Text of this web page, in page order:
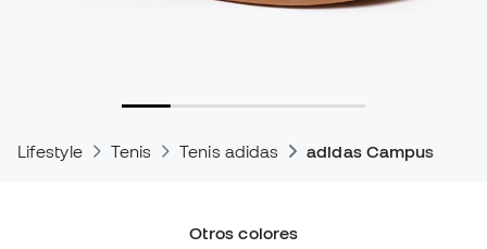
Lifestyle Tenis Tenis adidas adidas Campus
Otros colores